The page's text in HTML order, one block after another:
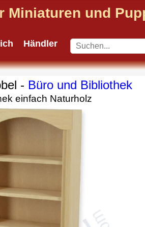
Miniaturen und
Händler
- Büro und Bibliothek
einfach Naturholz